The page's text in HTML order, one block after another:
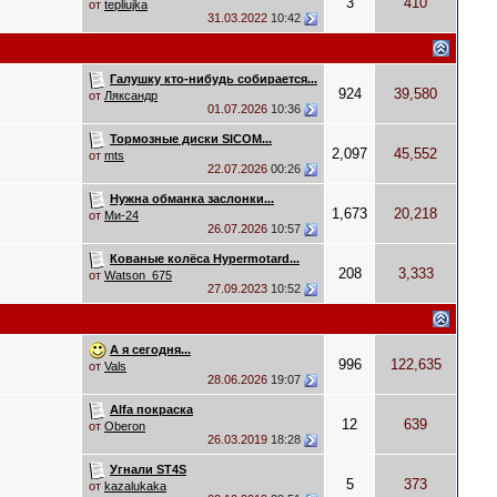
от tepliujka
31.03.2022 10:42
Галушку кто-нибудь собирается...
от Ляксандр
01.07.2026 10:36
924 39,580
Тормозные диски SICOM...
от mts
22.07.2026 00:26
2,097 45,552
Нужна обманка заслонки...
от Ми-24
26.07.2026 10:57
1,673 20,218
Кованые колёса Hypermotard...
от Watson_675
27.09.2023 10:52
208 3,333
А я сегодня...
от Vals
28.06.2026 19:07
996 122,635
Alfa покраска
от Oberon
26.03.2019 18:28
12 639
Угнали ST4S
от kazalukaka
5 373